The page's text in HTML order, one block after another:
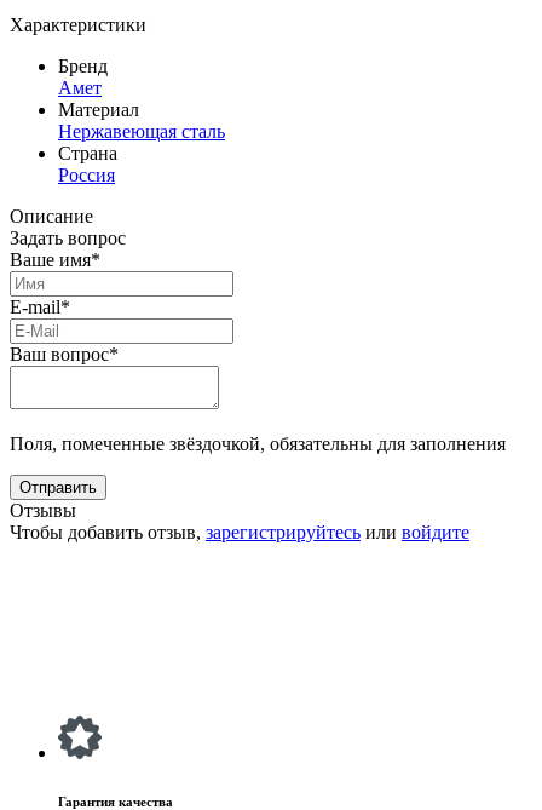
Характеристики
Бренд
Амет
Материал
Нержавеющая сталь
Страна
Россия
Описание
Задать вопрос
Ваше имя*
E-mail*
Ваш вопрос*
Поля, помеченные звёздочкой, обязательны для заполнения
Отзывы
Чтобы добавить отзыв, зарегистрируйтесь или войдите
Гарантия качества